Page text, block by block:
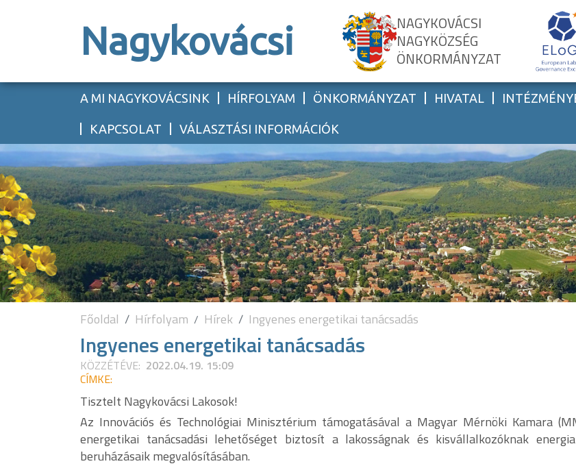
Nagykovácsi
NAGYKOVÁCSI
NAGYKÖZSÉG
ÖNKORMÁNYZAT
A MI NAGYKOVÁCSINK HÍRFOLYAM ÖNKORMÁNYZAT HIVATAL
KAPCSOLAT VÁLASZTÁSI INFORMÁCIÓK
Főoldal Hírfolyam Hírek Ingyenes energetikai tanácsadás
Ingyenes energetikai tanácsadás
KÖZZÉTÉVE: 2022.04.19. 15:09
CÍMKE:
Tisztelt Nagykovácsi Lakosok!
Az Innovációs és Technológiai Minisztérium támogatásával a Magyar Mérnöki Kamara
energetikai tanácsadási lehetőséget biztosít a lakosságnak és kisvállalkozóknak
beruházásaik megvalósításában.